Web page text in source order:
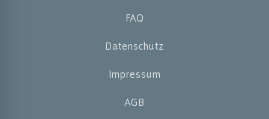
FAQ
Datenschutz
Impressum
AGB